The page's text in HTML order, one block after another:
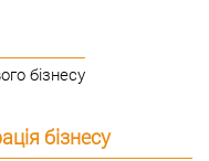
бізнесу
бізнесу